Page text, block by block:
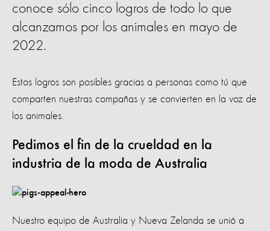
conoce sólo cinco logros de todo lo que
alcanzamos por los animales en mayo de
2022.
Estos logros son posibles gracias a personas como tú que
comparten nuestras compañas y se convierten en la voz de
los animales.
Pedimos el fin de la crueldad en la
industria de la moda de Australia
Nuestro equipo de Australia y Nueva Zelanda se unió a